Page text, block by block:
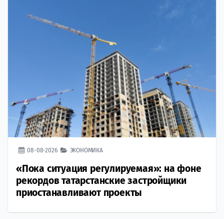
08-08-2026 ЭКОНОМИКА
«Пока ситуация регулируемая»: на фоне
рекордов татарстанские застройщики
приостанавливают проекты